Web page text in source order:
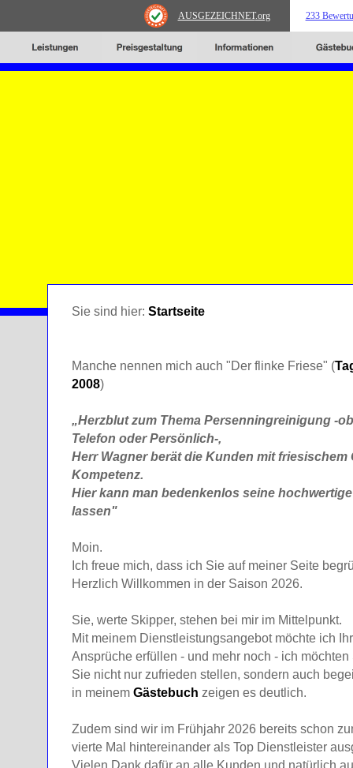
AUSGEZEICHNET.org 233
Sie sind hier: Startseite
Manche nennen mich auch "Der flinke Friese" (
2008)
„Herzblut zum Thema Persenningreinigung -
Telefon oder Persönlich-,
Herr Wagner berät die Kunden mit friesischem
Kompetenz.
Hier kann man bedenkenlos seine
lassen"
Moin.
Ich freue mich, dass ich Sie auf meiner Seite
Herzlich Willkommen in der Saison 2026.
Sie, werte Skipper, stehen bei mir im Mittelpunkt.
Mit meinem Dienstleistungsangebot möchte ich
Ansprüche erfüllen - und mehr noch - ich
Sie nicht nur zufrieden stellen, sondern auch
in meinem Gästebuch zeigen es deutlich.
Zudem sind wir im Frühjahr 2026 bereits schon
vierte Mal hintereinander als Top Dienstleister
Vielen Dank dafür an alle Kunden und natürlich